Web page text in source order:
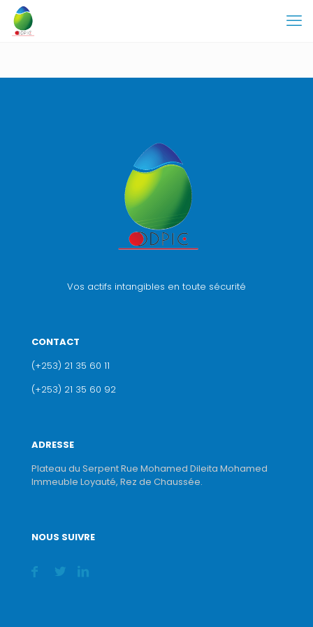
Vos actifs intangibles en toute sécurité
CONTACT
(+253) 21 35 60 11
(+253) 21 35 60 92
ADRESSE
Plateau du Serpent Rue Mohamed Dileita Mohamed
Immeuble Loyauté, Rez de Chaussée.
NOUS SUIVRE